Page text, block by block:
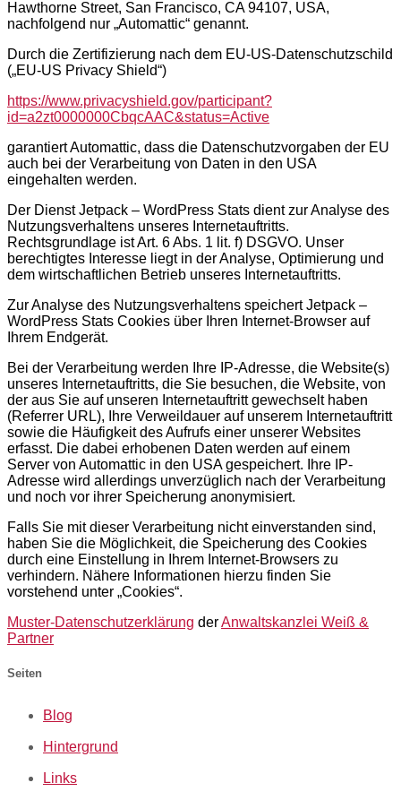
Hawthorne Street, San Francisco, CA 94107, USA,
nachfolgend nur „Automattic“ genannt.
Durch die Zertifizierung nach dem EU-US-Datenschutzschild
(„EU-US Privacy Shield“)
https://www.privacyshield.gov/participant?
id=a2zt0000000CbqcAAC&status=Active
garantiert Automattic, dass die Datenschutzvorgaben der EU
auch bei der Verarbeitung von Daten in den USA
eingehalten werden.
Der Dienst Jetpack – WordPress Stats dient zur Analyse des
Nutzungsverhaltens unseres Internetauftritts.
Rechtsgrundlage ist Art. 6 Abs. 1 lit. f) DSGVO. Unser
berechtigtes Interesse liegt in der Analyse, Optimierung und
dem wirtschaftlichen Betrieb unseres Internetauftritts.
Zur Analyse des Nutzungsverhaltens speichert Jetpack –
WordPress Stats Cookies über Ihren Internet-Browser auf
Ihrem Endgerät.
Bei der Verarbeitung werden Ihre IP-Adresse, die Website(s)
unseres Internetauftritts, die Sie besuchen, die Website, von
der aus Sie auf unseren Internetauftritt gewechselt haben
(Referrer URL), Ihre Verweildauer auf unserem Internetauftritt
sowie die Häufigkeit des Aufrufs einer unserer Websites
erfasst. Die dabei erhobenen Daten werden auf einem
Server von Automattic in den USA gespeichert. Ihre IP-
Adresse wird allerdings unverzüglich nach der Verarbeitung
und noch vor ihrer Speicherung anonymisiert.
Falls Sie mit dieser Verarbeitung nicht einverstanden sind,
haben Sie die Möglichkeit, die Speicherung des Cookies
durch eine Einstellung in Ihrem Internet-Browsers zu
verhindern. Nähere Informationen hierzu finden Sie
vorstehend unter „Cookies“.
Muster-Datenschutzerklärung derAnwaltskanzlei Weiß &
Partner
Seiten
Blog
Hintergrund
Links